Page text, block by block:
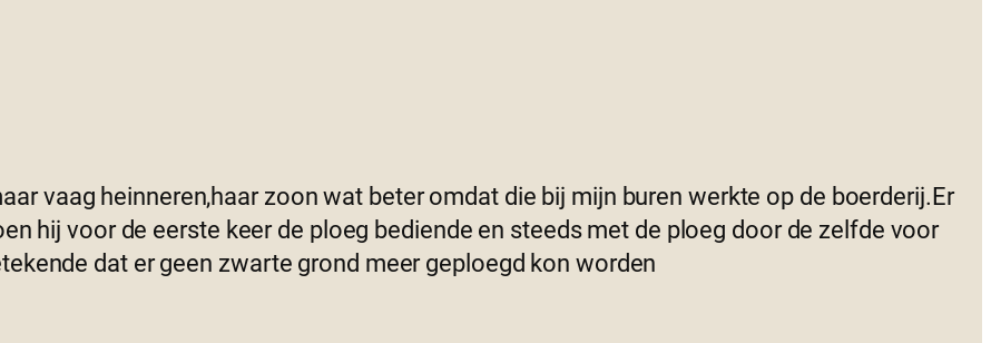
vaag heinneren,haar zoon wat beter omdat die bij mijn buren werkte op de boerderij.Er
hij voor de eerste keer de ploeg bediende en steeds met de ploeg door de zelfde voor
dat er geen zwarte grond meer geploegd kon worden